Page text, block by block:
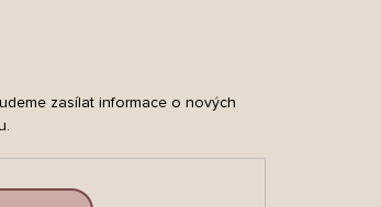
zasílat informace o nových